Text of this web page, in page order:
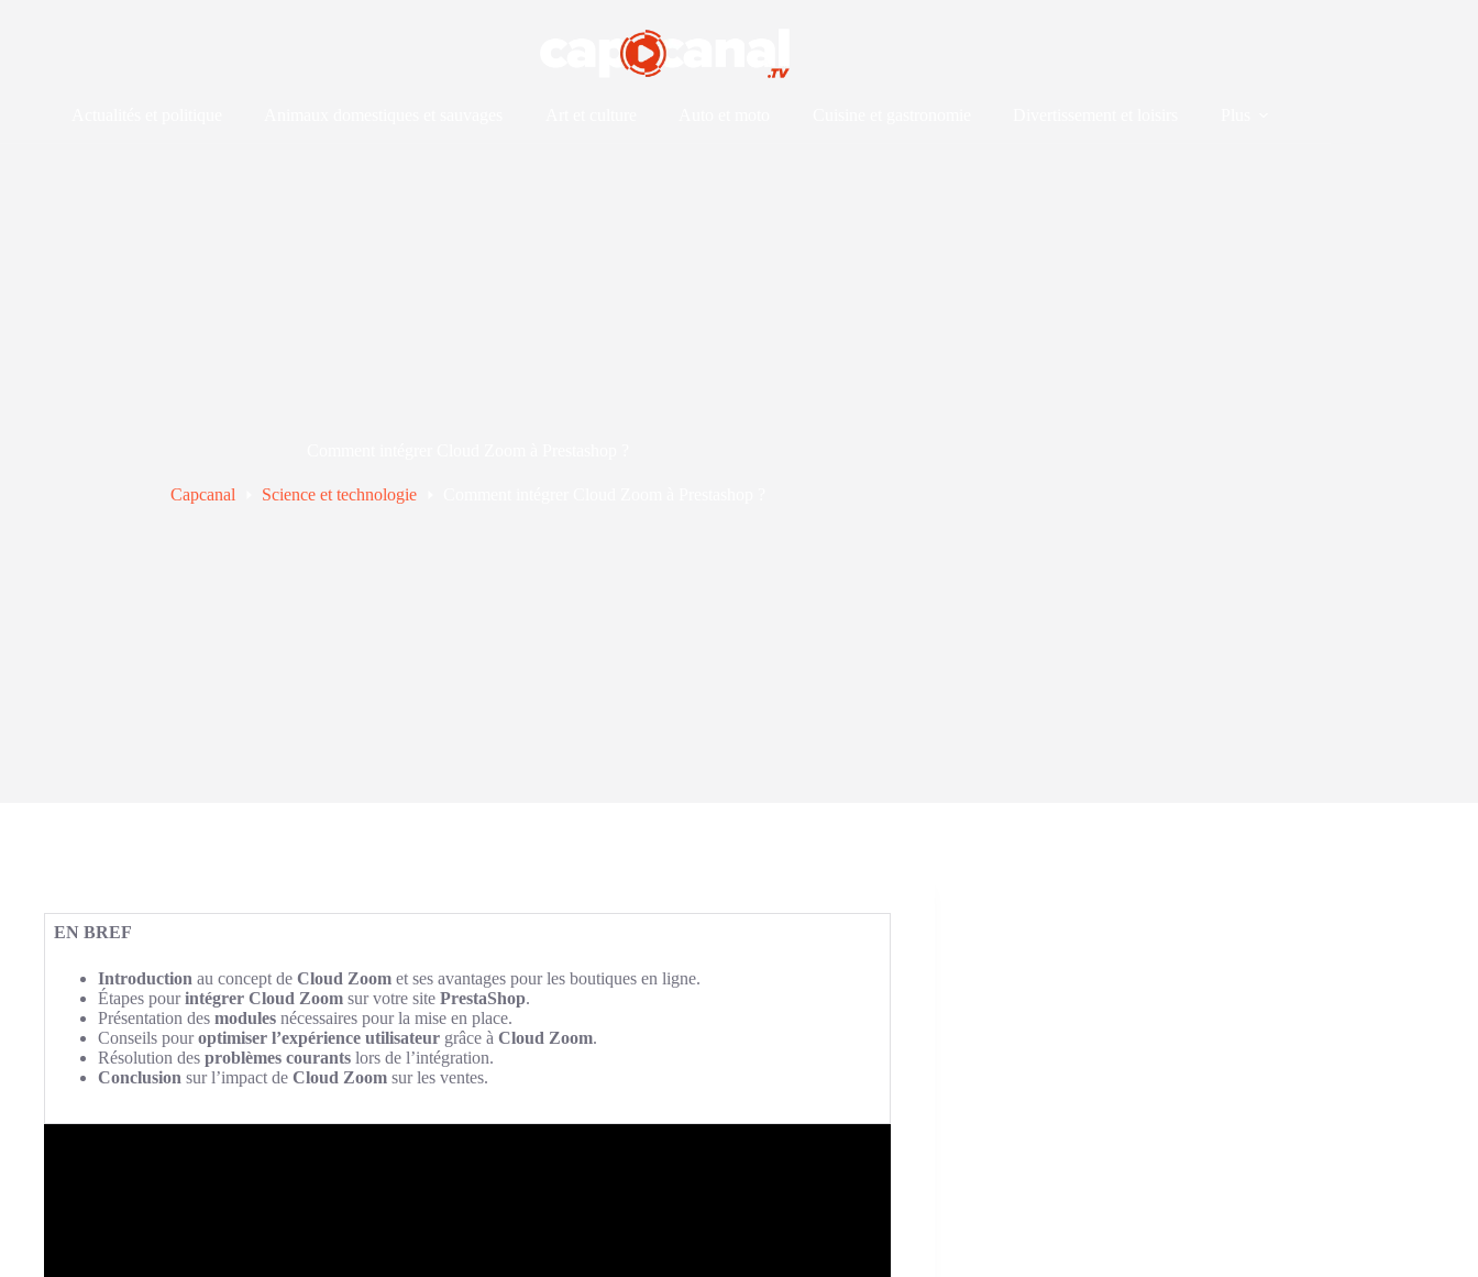
Capcanal Science et technologie
EN BREF
Introduction au concept de Cloud Zoom et ses avantages pour les boutiques en ligne.
Étapes pourintégrer Cloud Zoom sur votre site PrestaShop.
Présentation des modules nécessaires pour la mise en place.
Conseils pouroptimiser l’expérience utilisateur grâce à Cloud Zoom.
Résolution des problèmes courants lors de l’intégration.
Conclusion sur l’impact de Cloud Zoom sur les ventes.